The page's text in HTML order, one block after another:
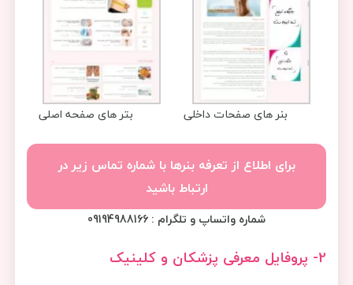
بنر های صفحات داخلی بتر های صفحه اصلی
برای اطلاع از تعرفه بنرها با شماره تماس زیر در
ارتباط باشید
شماره واتساپ و تلگرام : 09194988166
2- پروفایل معرفی پزشکان و کلینیک